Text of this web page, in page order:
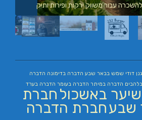
עבור משווק ירקות ופירות ותיק
גנן דודי שמש בבאר שבע הדברה בדימונה הדברה
הדברה במיתר הדברה בעומר הדברה בערד
באשכול חברת
שבעחברת הדברה